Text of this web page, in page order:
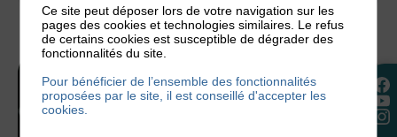
Ce site peut déposer lors de votre navigation sur les
pages des cookies et technologies similaires. Le refus
de certains cookies est susceptible de dégrader des
fonctionnalités du site.
Pour bénéficier de l’ensemble des fonctionnalités
proposées par le site, il est conseillé d'accepter les
cookies.